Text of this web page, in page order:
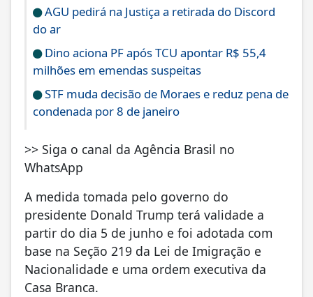
AGU pedirá na Justiça a retirada do Discord
do ar
Dino aciona PF após TCU apontar R$ 55,4
milhões em emendas suspeitas
STF muda decisão de Moraes e reduz pena de
condenada por 8 de janeiro
>> Siga o canal da Agência Brasil no
WhatsApp
A medida tomada pelo governo do
presidente Donald Trump terá validade a
partir do dia 5 de junho e foi adotada com
base na Seção 219 da Lei de Imigração e
Nacionalidade e uma ordem executiva da
Casa Branca.